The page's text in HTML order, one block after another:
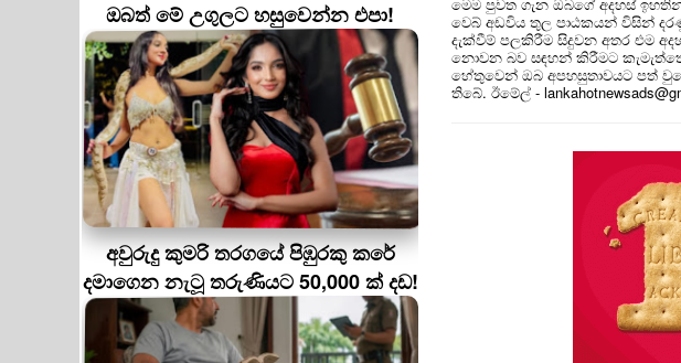
ඔබත් මේ උගුලට හසුවෙන්න එපා!
අවුරුදු කුමරි තරගයේ පිඹුරකු කරේ
දමාගෙන නැටූ තරුණියට 50,000 ක් දඩ!
වෙබ් අඩවිය තුල පාඨකයන් විසින්
දැක්වීම් පලකිරීම සිදුවන අතර එම
නොවන බව සඳහන් කිරීමට
හේතුවෙන් ඔබ අපහසුතාවයට පත්
තිබේ. ඊමේල් -